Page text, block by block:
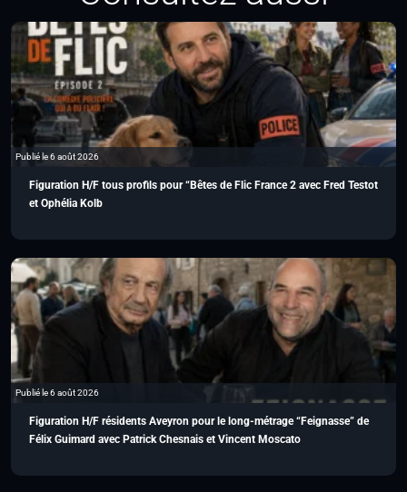
Publié le 6 août 2026
Figuration H/F tous profils pour “Bêtes de Flic France 2 avec Fred Testot
et Ophélia Kolb
Publié le 6 août 2026
Figuration H/F résidents Aveyron pour le long-métrage “Feignasse” de
Félix Guimard avec Patrick Chesnais et Vincent Moscato